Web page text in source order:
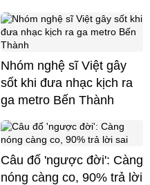
Nhóm nghệ sĩ Việt gây
sốt khi đưa nhạc kịch ra
ga metro Bến Thành
Câu đố 'ngược đời': Càng
nóng càng co, 90% trả lời